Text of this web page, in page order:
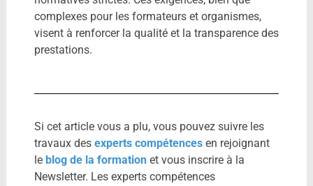
complexes pour les formateurs et organismes,
visent à renforcer la qualité et la transparence des
prestations.
Si cet article vous a plu, vous pouvez suivre les
travaux des experts compétencesen rejoignant
le blog de la formation et vous inscrire à la
Newsletter. Les experts compétences